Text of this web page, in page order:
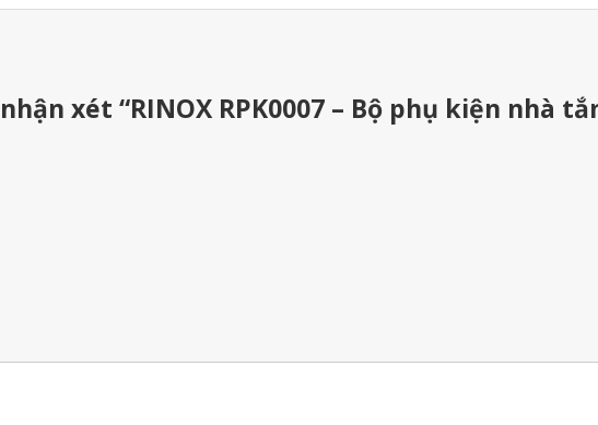
xét “RINOX RPK0007 – Bộ phụ kiện nhà